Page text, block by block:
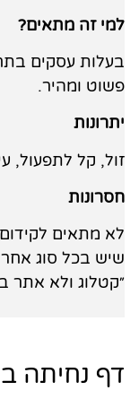
למי זה מתאים?
בעלות עסקים
פשוט ומהיר.
יתרונות
זול, קל לתפעול,
חסרונות
לא מתאים
שיש בכל סוג אחר
״קטלוג ולא אתר
דף נחיתה